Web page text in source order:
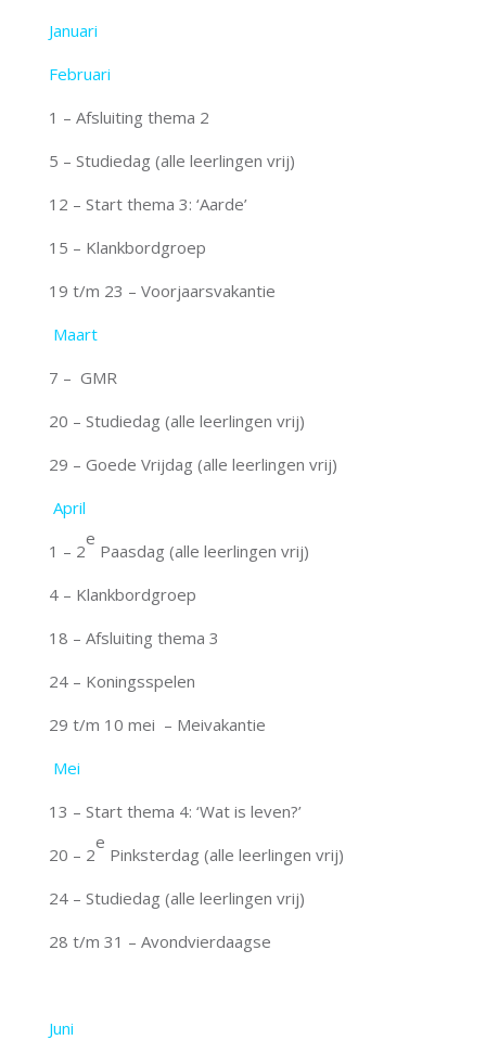
Januari
Februari
1 – Afsluiting thema 2
5 – Studiedag (alle leerlingen vrij)
12 – Start thema 3: ‘Aarde’
15 – Klankbordgroep
19 t/m 23 – Voorjaarsvakantie
Maart
7 – GMR
20 – Studiedag (alle leerlingen vrij)
29 – Goede Vrijdag (alle leerlingen vrij)
April
1 – 2
e
Paasdag (alle leerlingen vrij)
4 – Klankbordgroep
18 – Afsluiting thema 3
24 – Koningsspelen
29 t/m 10 mei – Meivakantie
Mei
13 – Start thema 4: ‘Wat is leven?’
20 – 2
e
Pinksterdag (alle leerlingen vrij)
24 – Studiedag (alle leerlingen vrij)
28 t/m 31 – Avondvierdaagse
Juni